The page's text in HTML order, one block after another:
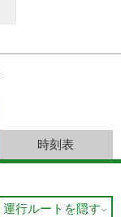
時刻表
運行ルートを隠す